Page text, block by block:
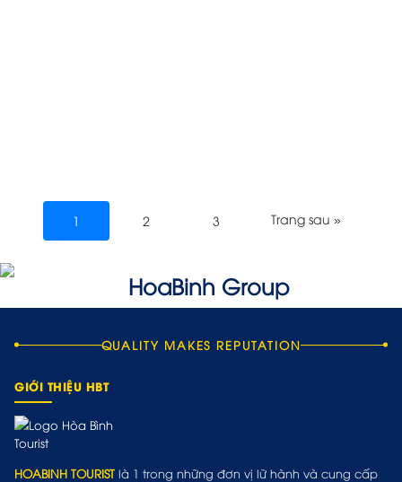
1 2 3 Trang sau »
QUALITY MAKES REPUTATION
GIỚI THIỆU HBT
HOABINH TOURIST là 1 trong những đơn vị lữ hành và cung cấp